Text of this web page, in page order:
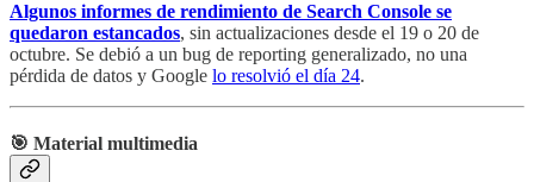
Algunos informes de rendimiento de Search Console se
quedaron estancados, sin actualizaciones desde el 19 o 20 de
octubre. Se debió a un bug de reporting generalizado, no una
pérdida de datos y Google lo resolvió el día 24.
🎯 Material multimedia